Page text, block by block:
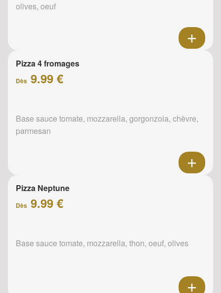
olives, oeuf
Pizza 4 fromages
Dès 9.99 €
Base sauce tomate, mozzarella, gorgonzola, chèvre,
parmesan
Pizza Neptune
Dès 9.99 €
Base sauce tomate, mozzarella, thon, oeuf, olives